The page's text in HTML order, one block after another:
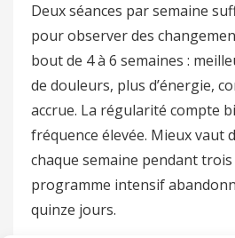
Deux séances par semaine
pour observer des
bout de 4 à 6 semaines :
de douleurs, plus d’énergie,
accrue. La régularité compte
fréquence élevée. Mieux vaut
chaque semaine pendant trois
programme intensif
quinze jours.